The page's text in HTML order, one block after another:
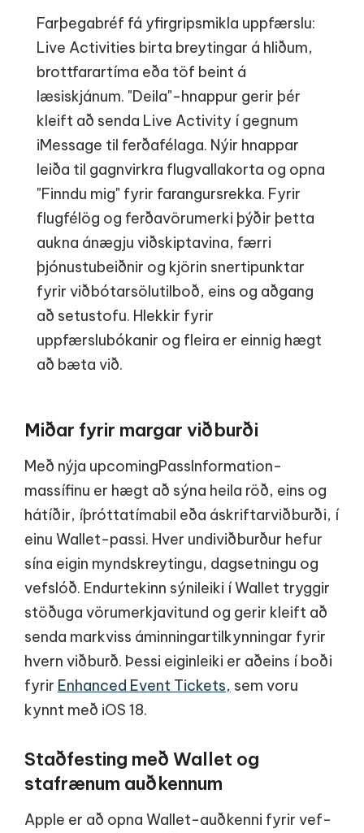
Farþegabréf fá yfirgripsmikla uppfærslu:
Live Activities birta breytingar á hliðum,
brottfarartíma eða töf beint á
læsiskjánum. "Deila"-hnappur gerir þér
kleift að senda Live Activity í gegnum
iMessage til ferðafélaga. Nýir hnappar
leiða til gagnvirkra flugvallakorta og opna
"Finndu mig" fyrir farangursrekka. Fyrir
flugfélög og ferðavörumerki þýðir þetta
aukna ánægju viðskiptavina, færri
þjónustubeiðnir og kjörin snertipunktar
fyrir viðbótarsölutilboð, eins og aðgang
að setustofu. Hlekkir fyrir
uppfærslubókanir og fleira er einnig hægt
að bæta við.
Miðar fyrir margar viðburði
Með nýja upcomingPassInformation-
massífinu er hægt að sýna heila röð, eins og
hátíðir, íþróttatímabil eða áskriftarviðburði, í
einu Wallet-passi. Hver undiviðburður hefur
sína eigin myndskreytingu, dagsetningu og
vefslóð. Endurtekinn sýnileiki í Wallet tryggir
stöðuga vörumerkjavitund og gerir kleift að
senda markviss áminningartilkynningar fyrir
hvern viðburð. Þessi eiginleiki er aðeins í boði
fyrir Enhanced Event Tickets, sem voru
kynnt með iOS 18.
Staðfesting með Wallet og
stafrænum auðkennum
Apple er að opna Wallet-auðkenni fyrir vef-